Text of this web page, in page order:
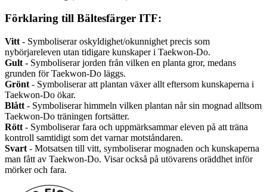
Förklaring till Bältesfärger ITF:
Vitt - Symboliserar oskyldighet/okunnighet precis som
nybörjareleven utan tidigare kunskaper i Taekwon-Do.
Gult - Symboliserar jorden från vilken en planta gror, medans
grunden för Taekwon-Do läggs.
Grönt - Symboliserar att plantan växer allt eftersom kunskaperna i
Taekwon-Do ökar.
Blått - Symboliserar himmeln vilken plantan når sin mognad alltsom
Taekwon-Do träningen fortsätter.
Rött - Symboliserar fara och uppmärksammar eleven på att träna
kontroll samtidigt som det varnar motståndaren.
Svart - Motsatsen till vitt, symboliserar mognaden och kunskaperna
man fått av Taekwon-Do. Visar också på utövarens oräddhet inför
mörker och fara.